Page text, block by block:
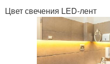
Цвет свечения LED-лент